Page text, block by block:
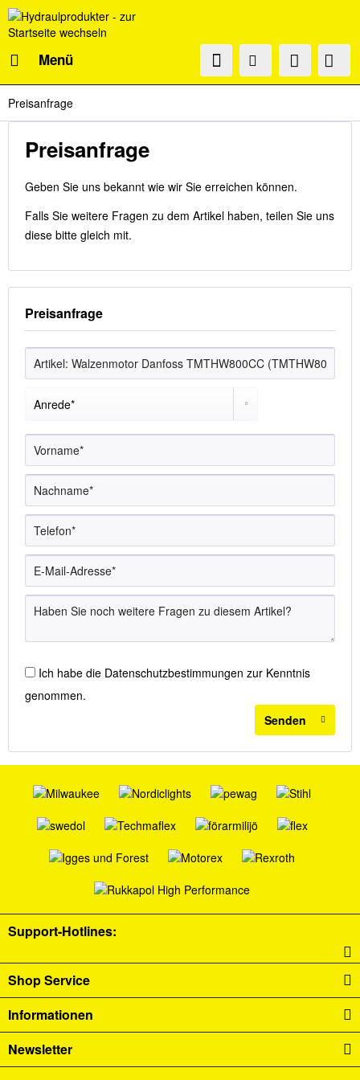
Menü
Preisanfrage
Preisanfrage
Geben Sie uns bekannt wie wir Sie erreichen können.
Falls Sie weitere Fragen zu dem Artikel haben, teilen Sie uns
diese bitte gleich mit.
Preisanfrage
Ich habe die Datenschutzbestimmungen zur Kenntnis
genommen.
Senden
Support-Hotlines:
Shop Service
Informationen
Newsletter